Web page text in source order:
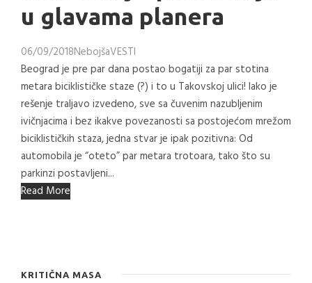
u glavama planera
06/09/2018NebojšaVESTI
Beograd je pre par dana postao bogatiji za par stotina
metara biciklističke staze (?) i to u Takovskoj ulici! Iako je
rešenje traljavo izvedeno, sve sa čuvenim nazubljenim
ivičnjacima i bez ikakve povezanosti sa postojećom mrežom
biciklističkih staza, jedna stvar je ipak pozitivna: Od
automobila je “oteto” par metara trotoara, tako što su
parkinzi postavljeni...
Read More
KRITIČNA MASA